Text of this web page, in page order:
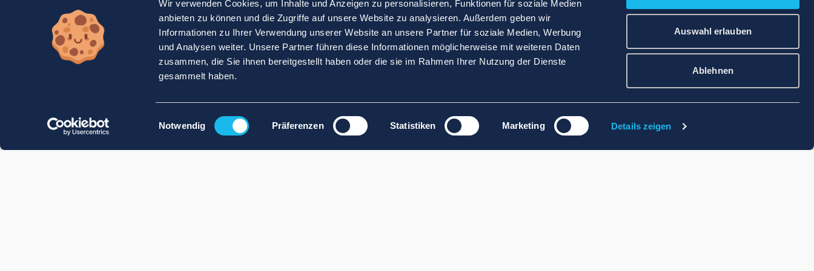
Wir verwenden Cookies, um Inhalte und Anzeigen zu personalisieren, Funktionen für soziale Medien
anbieten zu können und die Zugriffe auf unsere Website zu analysieren. Außerdem geben wir
Informationen zu Ihrer Verwendung unserer Website an unsere Partner für soziale Medien, Werbung
und Analysen weiter. Unsere Partner führen diese Informationen möglicherweise mit weiteren Daten
zusammen, die Sie ihnen bereitgestellt haben oder die sie im Rahmen Ihrer Nutzung der Dienste
gesammelt haben.
Einwilligungsauswahl
Notwendig Präferenzen Statistiken Marketing Details zeigen
Auswahl erlauben
Ablehnen